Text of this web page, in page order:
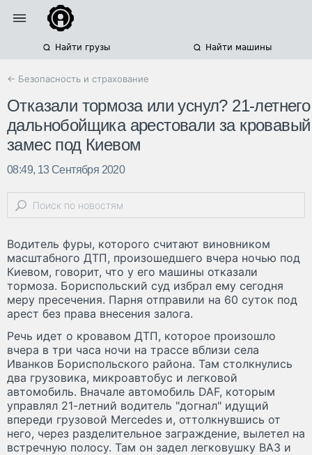
Найти грузы Найти машины
← Безопасность и страхование
Отказали тормоза или уснул? 21-летнего
дальнобойщика арестовали за кровавый
замес под Киевом
08:49, 13 Сентября 2020
Водитель фуры, которого считают виновником
масштабного ДТП, произошедшего вчера ночью под
Киевом, говорит, что у его машины отказали
тормоза. Бориспольский суд избрал ему сегодня
меру пресечения. Парня отправили на 60 суток под
арест без права внесения залога.
Речь идет о кровавом ДТП, которое произошло
вчера в три часа ночи на трассе вблизи села
Иванков Бориспольского района. Там столкнулись
два грузовика, микроавтобус и легковой
автомобиль. Вначале автомобиль DAF, которым
управлял 21-летний водитель "догнал" идущий
впереди грузовой Mercedes и, оттолкнувшись от
него, через разделительное заграждение, вылетел на
встречную полосу. Там он задел легковушку ВАЗ и